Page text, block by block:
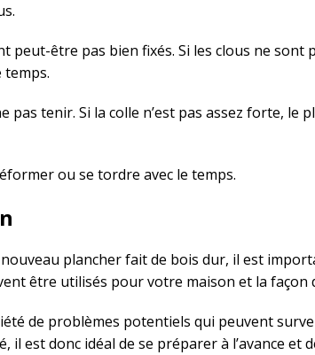
peut-être pas bien fixés. Si les clous ne sont
temps.
pas tenir. Si la colle n’est pas assez forte, le
ou se tordre avec le temps.
plancher fait de bois dur, il est
être utilisés pour votre maison et la façon
de problèmes potentiels qui peuvent
il est donc idéal de se préparer à l’avance et